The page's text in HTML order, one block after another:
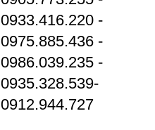
0933.416.220 -
0975.885.436 -
0986.039.235 -
0935.328.539-
0912.944.727